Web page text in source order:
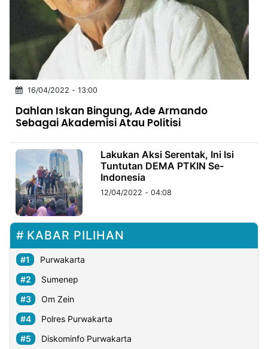
INDONESIA
Insight
NTB
Suara
Time
Lens
IDN
Daily
Jogja
Jalan
Rakyat
Idealita
News
Kita
Notice
Dinamikapost.com
Radar
Baru
Seedbacklink
Follow
Kabarbaru.co
2026
16/04/2022 - 13:00
Dahlan Iskan Bingung, Ade Armando
Sebagai Akademisi Atau Politisi
Lakukan Aksi Serentak, Ini Isi
Tuntutan DEMA PTKIN Se-
Indonesia
12/04/2022 - 04:08
KABAR PILIHAN
Purwakarta
Sumenep
Om Zein
Polres Purwakarta
Diskominfo Purwakarta